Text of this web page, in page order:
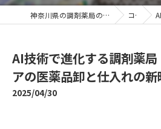
神奈川県の調剤薬局の求人ならシーエスメディカルネット コラム AI
AI技術で進化する調剤薬
アの医薬品卸と仕入れの
2025/04/30